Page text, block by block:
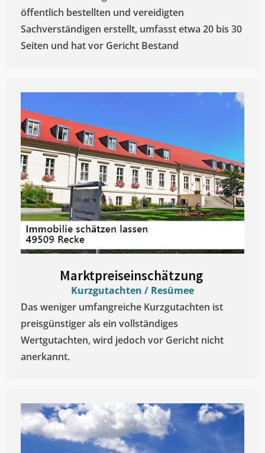
öffentlich bestellten und vereidigten
Sachverständigen erstellt, umfasst etwa 20 bis 30
Seiten und hat vor Gericht Bestand
Marktpreiseinschätzung ​
Kurzgutachten / Resümee
Das weniger umfangreiche Kurzgutachten ist
preisgünstiger als ein vollständiges
Wertgutachten, wird jedoch vor Gericht nicht
anerkannt.